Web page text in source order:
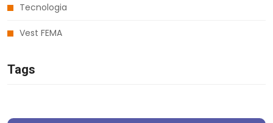
Tecnologia
Vest FEMA
Tags